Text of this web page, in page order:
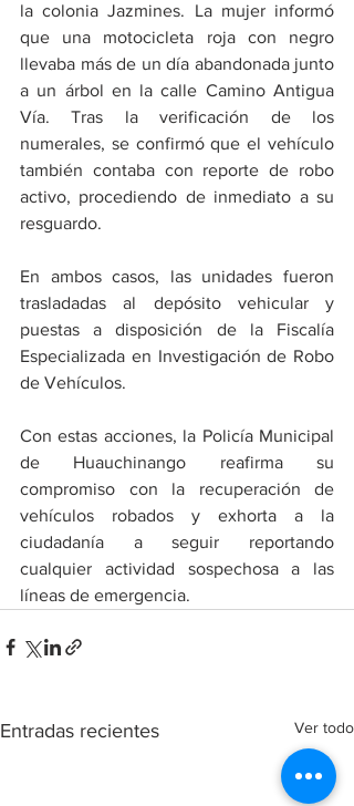
la colonia Jazmines. La mujer informó
que una motocicleta roja con negro
llevaba más de un día abandonada junto
a un árbol en la calle Camino Antigua
Vía. Tras la verificación de los
numerales, se confirmó que el vehículo
también contaba con reporte de robo
activo, procediendo de inmediato a su
resguardo.
​En ambos casos, las unidades fueron
trasladadas al depósito vehicular y
puestas a disposición de la Fiscalía
Especializada en Investigación de Robo
de Vehículos.
​Con estas acciones, la Policía Municipal
de Huauchinango reafirma su
compromiso con la recuperación de
vehículos robados y exhorta a la
ciudadanía a seguir reportando
cualquier actividad sospechosa a las
líneas de emergencia.
Entradas recientes Ver todo